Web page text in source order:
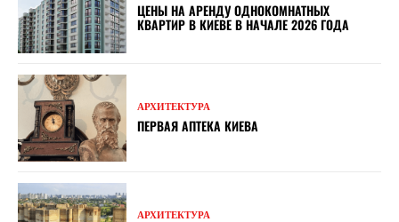
ЦЕНЫ НА АРЕНДУ ОДНОКОМНАТНЫХ
КВАРТИР В КИЕВЕ В НАЧАЛЕ 2026 ГОДА
АРХИТЕКТУРА
ПЕРВАЯ АПТЕКА КИЕВА
АРХИТЕКТУРА